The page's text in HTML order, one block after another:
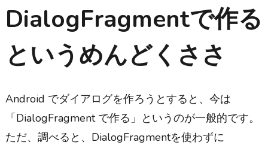
DialogFragmentで作る
というめんどくささ
Android でダイアログを作ろうとすると、今は
「DialogFragment で作る」というのが一般的です。
ただ、調べると、DialogFragmentを使わずに